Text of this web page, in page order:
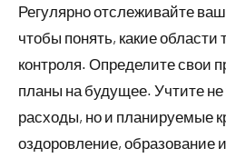
Регулярно отслеживайте
чтобы понять, какие
контроля. Определите свои
планы на будущее. Учтите
расходы, но и планируемые
оздоровление, образование